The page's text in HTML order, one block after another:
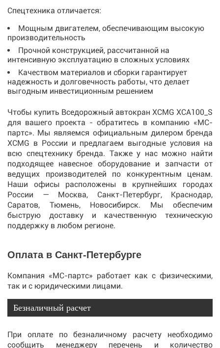
Спецтехника отличается:
Мощным двигателем, обеспечивающим высокую
производительность
Прочной конструкцией, рассчитанной на
интенсивную эксплуатацию в сложных условиях
Качеством материалов и сборки гарантирует
надежность и долговечность работы, что делает
выгодным инвестиционным решением
Чтобы купить Вседорожный автокран XCMG XCA100_S
для вашего проекта - обратитесь в компанию «МС-
партс». Мы являемся официальным дилером бренда
XCMG в России и предлагаем выгодные условия на
всю спецтехнику бренда. Также у нас можно найти
подходящее навесное оборудование и запчасти от
ведущих производителей по конкурентным ценам.
Наши офисы расположены в крупнейших городах
России — Москва, Санкт-Петербург, Краснодар,
Саратов, Тюмень, Новосибирск. Мы обеспечим
быструю доставку и качественную техническую
поддержку в любом регионе.
Оплата в Санкт-Петербурге
Компания «МС-партс» работает как с физическими,
так и с юридическими лицами.
Безналичный расчет
При оплате по безналичному расчету необходимо
сообщить менеджеру перечень и количество